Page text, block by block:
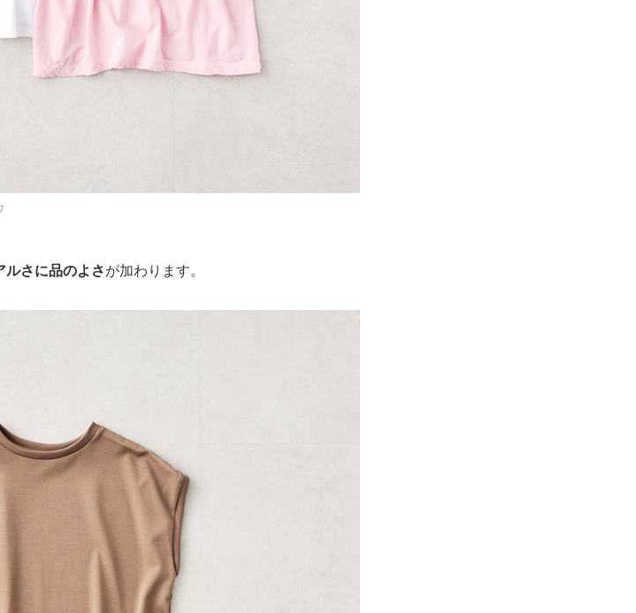
ルさに品のよさが加わります。